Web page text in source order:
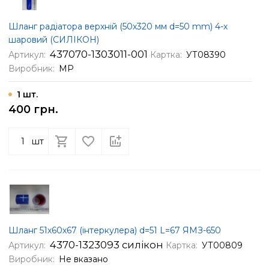
Шланг радіатора верхній (50х320 мм d=50 mm) 4-х
шаровий (СИЛІКОН)
Артикул: 437070-1303011-001 Картка: УТ08390
Виробник:
МР
1 шт.
400 грн.
шт
Шланг 51х60х67 (інтеркулера) d=51 L=67 ЯМЗ-650
Артикул: 4370-1323093 силікон Картка: УТ00809
Виробник:
Не вказано